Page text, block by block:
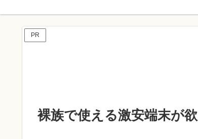
PR
裸族で使える激安端末が